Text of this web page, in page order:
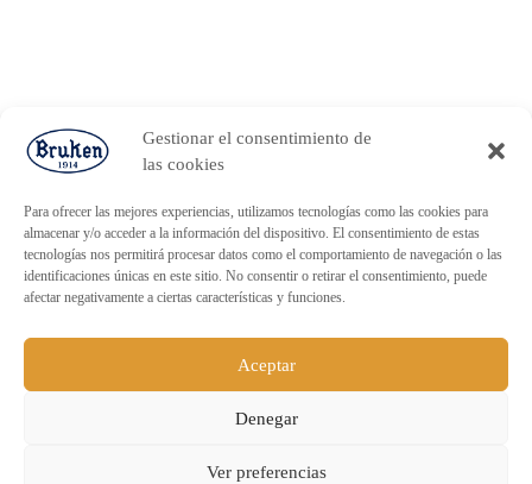
Gestionar el consentimiento de
las cookies
Para ofrecer las mejores experiencias, utilizamos tecnologías como las cookies para
almacenar y/o acceder a la información del dispositivo. El consentimiento de estas
tecnologías nos permitirá procesar datos como el comportamiento de navegación o las
identificaciones únicas en este sitio. No consentir o retirar el consentimiento, puede
afectar negativamente a ciertas características y funciones.
Aceptar
Denegar
Ver preferencias